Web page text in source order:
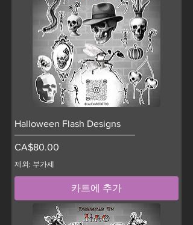
Halloween Flash Designs
가격
CA$80.00
제외: 부가세
카트에 추가